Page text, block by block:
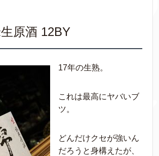
原酒 12BY
17年の生熟。
これは最高にヤバいブ
ツ。
どんだけクセが強いん
だろうと身構えたが、